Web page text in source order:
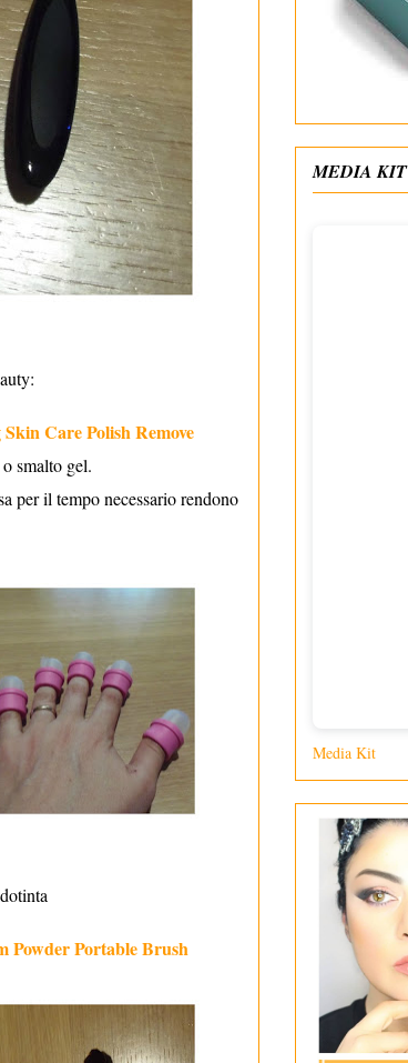
Care Polish Remove
smalto gel.
per il tempo necessario rendono
Powder Portable Brush
MEDIA KIT
Media Kit